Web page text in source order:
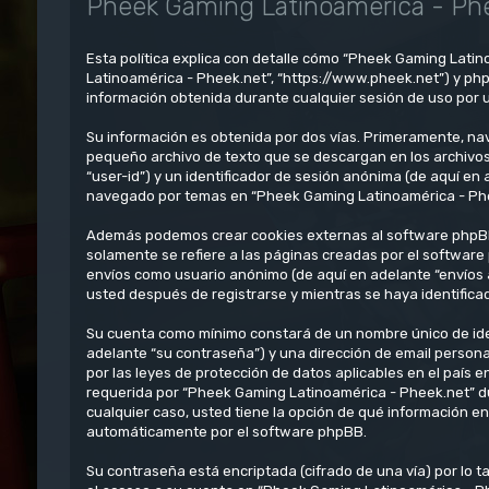
Pheek Gaming Latinoamérica -
Esta política explica con detalle cómo “Pheek Gaming
Latinoamérica - Pheek.net”, “https://www.pheek.net”) y
información obtenida durante cualquier sesión de uso por
Su información es obtenida por dos vías. Primeramente,
pequeño archivo de texto que se descargan en los
“user-id”) y un identificador de sesión anónima (de aquí
navegado por temas en “Pheek Gaming Latinoamérica -
Además podemos crear cookies externas al software
solamente se refiere a las páginas creadas por el
envíos como usuario anónimo (de aquí en adelante
usted después de registrarse y mientras se haya
Su cuenta como mínimo constará de un nombre único de
adelante “su contraseña”) y una dirección de email
por las leyes de protección de datos aplicables en el país
requerida por “Pheek Gaming Latinoamérica - Pheek.net”
cualquier caso, usted tiene la opción de qué información
automáticamente por el software phpBB.
Su contraseña está encriptada (cifrado de una vía) por lo